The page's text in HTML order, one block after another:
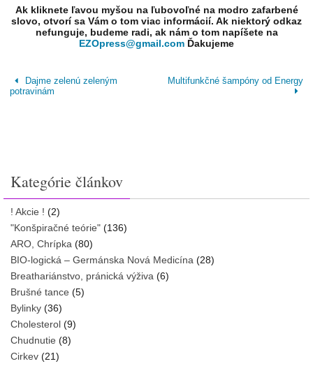
Ak kliknete ľavou myšou na ľubovoľné na modro zafarbené
slovo, otvorí sa Vám o tom viac informácií. Ak niektorý odkaz
nefunguje, budeme radi, ak nám o tom napíšete na
EZOpress@gmail.com Ďakujeme
Dajme zelenú zeleným
potravinám
Multifunkčné šampóny od Energy
Kategórie článkov
! Akcie ! (2)
"Konšpiračné teórie" (136)
ARO, Chrípka (80)
BIO-logická – Germánska Nová Medicína (28)
Breathariánstvo, pránická výživa (6)
Brušné tance (5)
Bylinky (36)
Cholesterol (9)
Chudnutie (8)
Cirkev (21)